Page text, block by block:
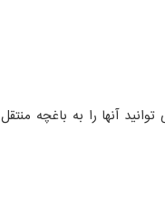
شد و به نهال تبدیل می شوند و بعد از ۲ سال می توانید آنها را به باغچه منتقل